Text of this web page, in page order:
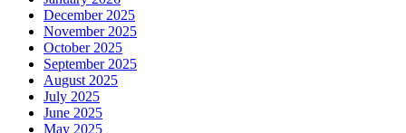
December 2025
November 2025
October 2025
September 2025
August 2025
July 2025
June 2025
May 2025